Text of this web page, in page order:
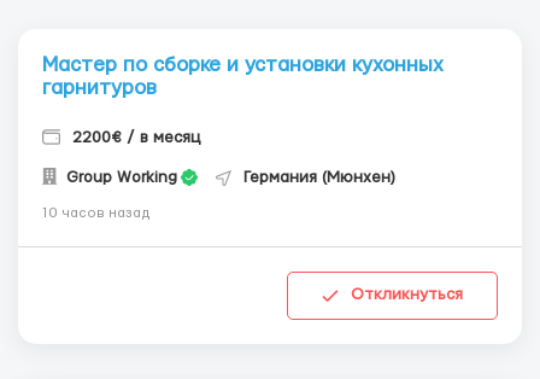
Мастер по сборке и установки кухонных
гарнитуров
2200€ / в месяц
Group Working Германия (Мюнхен)
10 часов назад
Откликнуться